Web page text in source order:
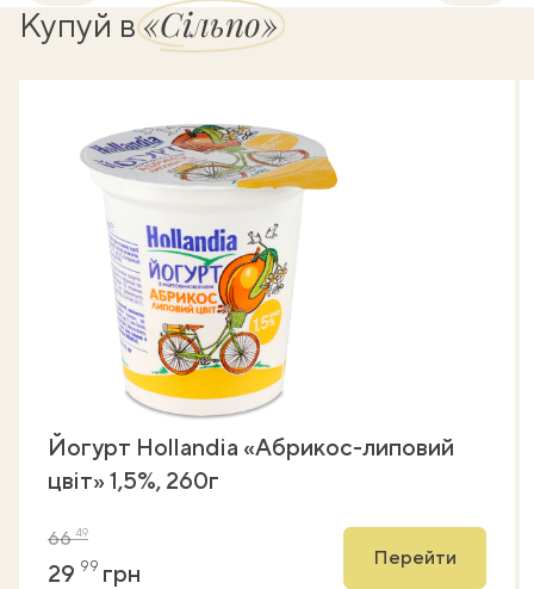
Купуй в«Сільпо»
Йогурт Hollandia «Абрикос-липовий
цвіт» 1,5%, 260г
6649
29 99 грн
Перейти